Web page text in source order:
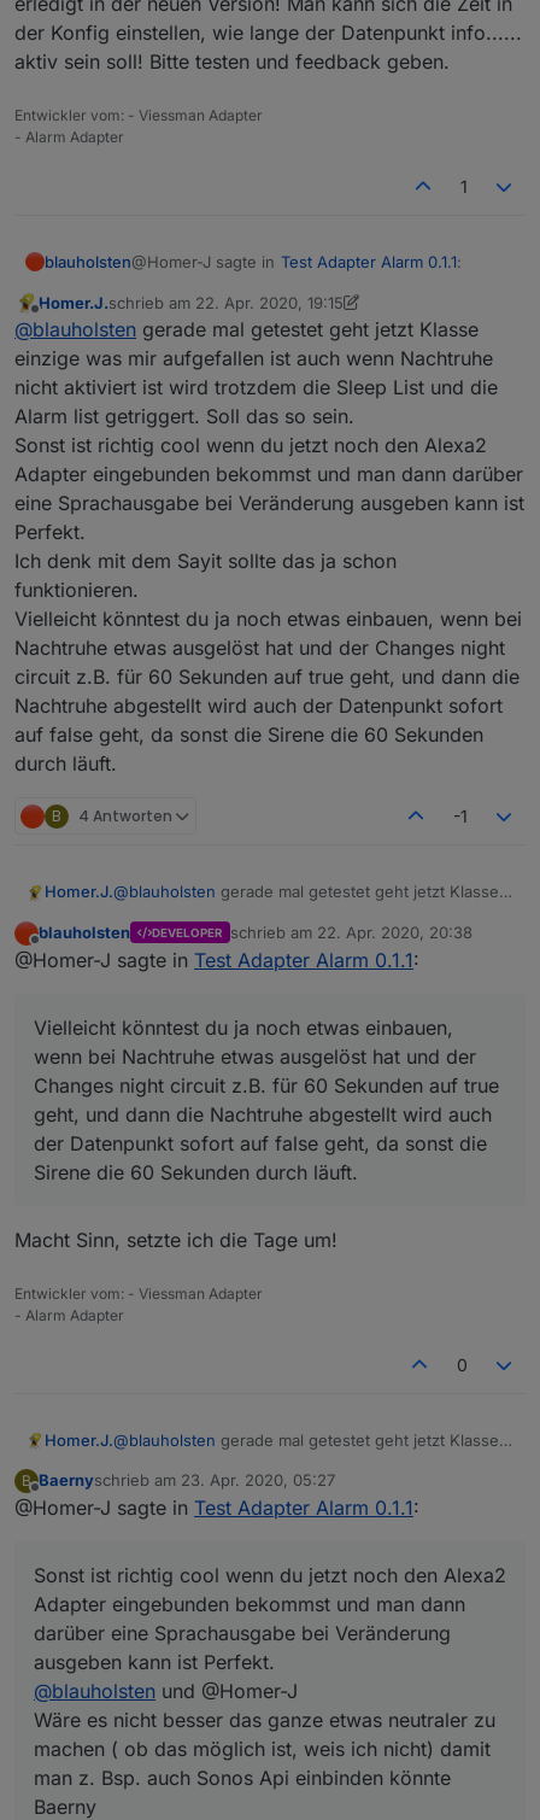
der Konfig einstellen, wie lange der Datenpunkt info......
aktiv sein soll! Bitte testen und feedback geben.
Entwickler vom: - Viessman Adapter
- Alarm Adapter
1
blauholsten@Homer-J sagte in Test Adapter Alarm 0.1.1:
@blauholstenjab das iss es.
erledigt in der neuen Version! Man kann sich die
Zeit in der Konfig einstellen, wie lange der
Datenpunkt info...... aktiv sein soll! Bitte testen und
feedback geben.
Offline
Homer.J.schrieb am 22. Apr. 2020, 19:15
zuletzt editiert von Homer.J.
@blauholsten gerade mal getestet geht jetzt Klasse
einzige was mir aufgefallen ist auch wenn Nachtruhe
nicht aktiviert ist wird trotzdem die Sleep List und die
Alarm list getriggert. Soll das so sein.
Sonst ist richtig cool wenn du jetzt noch den Alexa2
Adapter eingebunden bekommst und man dann darüber
eine Sprachausgabe bei Veränderung ausgeben kann ist
Perfekt.
Ich denk mit dem Sayit sollte das ja schon
funktionieren.
Vielleicht könntest du ja noch etwas einbauen, wenn bei
Nachtruhe etwas ausgelöst hat und der Changes night
circuit z.B. für 60 Sekunden auf true geht, und dann die
Nachtruhe abgestellt wird auch der Datenpunkt sofort
auf false geht, da sonst die Sirene die 60 Sekunden
durch läuft.
B 4 Antworten -1
Homer.J.@blauholsten gerade mal getestet geht jetzt Klasse
nicht aktiviert ist wird trotzdem die Sleep List und die
Alarm list getriggert. Soll das so sein.
darüber eine Sprachausgabe bei Veränderung
ausgeben kann ist Perfekt.
Ich denk mit dem Sayit sollte das ja schon
funktionieren.
Vielleicht könntest du ja noch etwas einbauen, wenn
bei Nachtruhe etwas ausgelöst hat und der Changes
night circuit z.B. für 60 Sekunden auf true geht, und
die 60 Sekunden durch läuft.
Offline
blauholsten DEVELOPER schrieb am 22. Apr. 2020, 20:38
zuletzt editiert von
@Homer-J sagte in Test Adapter Alarm 0.1.1:
Vielleicht könntest du ja noch etwas einbauen,
wenn bei Nachtruhe etwas ausgelöst hat und der
Changes night circuit z.B. für 60 Sekunden auf true
geht, und dann die Nachtruhe abgestellt wird auch
der Datenpunkt sofort auf false geht, da sonst die
Sirene die 60 Sekunden durch läuft.
Macht Sinn, setzte ich die Tage um!
Entwickler vom: - Viessman Adapter
- Alarm Adapter
0
Homer.J.@blauholsten gerade mal getestet geht jetzt Klasse
nicht aktiviert ist wird trotzdem die Sleep List und die
Alarm list getriggert. Soll das so sein.
darüber eine Sprachausgabe bei Veränderung
ausgeben kann ist Perfekt.
Ich denk mit dem Sayit sollte das ja schon
funktionieren.
Vielleicht könntest du ja noch etwas einbauen, wenn
bei Nachtruhe etwas ausgelöst hat und der Changes
night circuit z.B. für 60 Sekunden auf true geht, und
dann die Nachtruhe abgestellt wird auch der
Datenpunkt sofort auf false geht, da sonst die Sirene
die 60 Sekunden durch läuft.
B
Offline
Baernyschrieb am 23. Apr. 2020, 05:27
zuletzt editiert von
@Homer-J sagte in Test Adapter Alarm 0.1.1:
Sonst ist richtig cool wenn du jetzt noch den Alexa2
Adapter eingebunden bekommst und man dann
darüber eine Sprachausgabe bei Veränderung
ausgeben kann ist Perfekt.
@blauholsten und @Homer-J
Wäre es nicht besser das ganze etwas neutraler zu
machen ( ob das möglich ist, weis ich nicht) damit
man z. Bsp. auch Sonos Api einbinden könnte
Baerny